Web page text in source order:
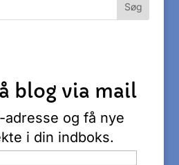
blog via mail
og få nye
i din indboks.